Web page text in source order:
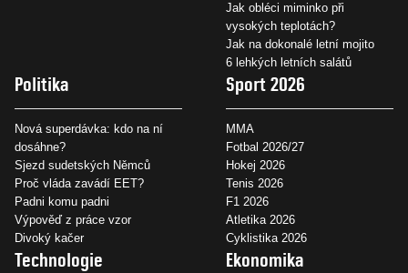
Jak obléci miminko při
vysokých teplotách?
Jak na dokonalé letní mojito
6 lehkých letních salátů
Politika
Nová superdávka: kdo na ní
dosáhne?
Sjezd sudetských Němců
Proč vláda zavádí EET?
Padni komu padni
Výpověď z práce vzor
Divoký kačer
Sport 2026
MMA
Fotbal 2026/27
Hokej 2026
Tenis 2026
F1 2026
Atletika 2026
Cyklistika 2026
Technologie Ekonomika